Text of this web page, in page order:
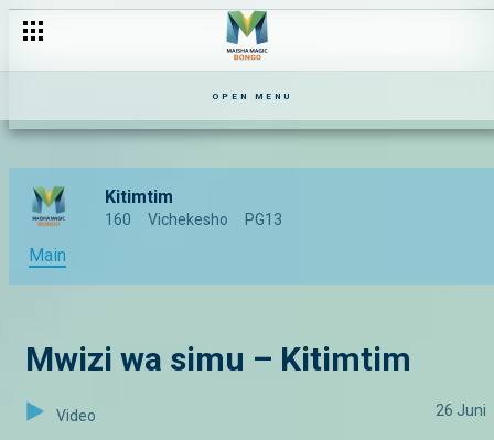
OPEN MENU
Kitimtim
160 Vichekesho PG13
Main
Mwizi wa simu – Kitimtim
Video 26 Juni